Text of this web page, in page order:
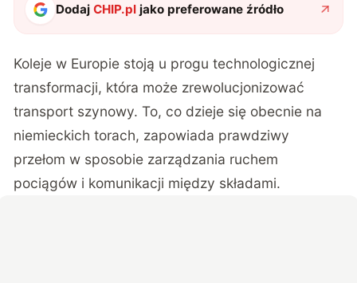
DodajCHIP.pl jako preferowane źródło
Koleje w Europie stoją u progu technologicznej
transformacji, która może zrewolucjonizować
transport szynowy. To, co dzieje się obecnie na
niemieckich torach, zapowiada prawdziwy
przełom w sposobie zarządzania ruchem
pociągów i komunikacji między składami.